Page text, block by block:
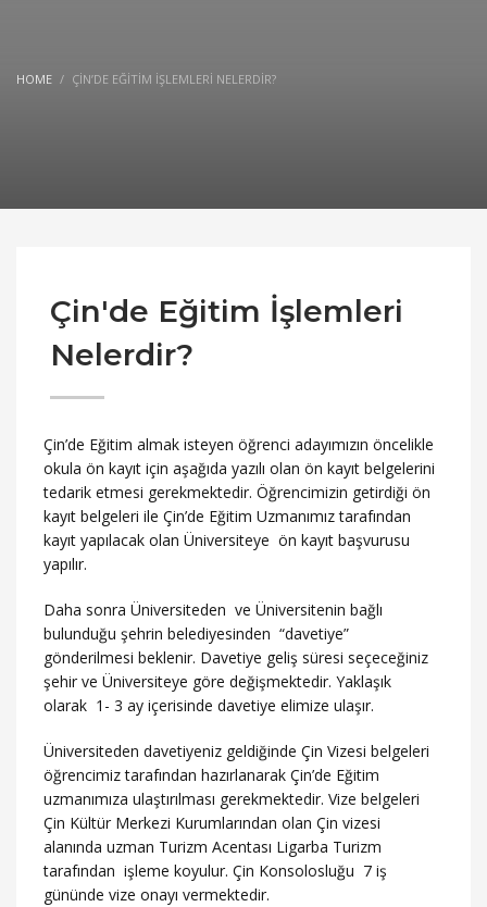
HOME ÇIN’DE EĞITIM İŞLEMLERI NELERDIR?
Çin'de Eğitim İşlemleri
Nelerdir?
Çin’de Eğitim almak isteyen öğrenci adayımızın öncelikle
okula ön kayıt için aşağıda yazılı olan ön kayıt belgelerini
tedarik etmesi gerekmektedir. Öğrencimizin getirdiği ön
kayıt belgeleri ile Çin’de Eğitim Uzmanımız tarafından
kayıt yapılacak olan Üniversiteye ön kayıt başvurusu
yapılır.
Daha sonra Üniversiteden ve Üniversitenin bağlı
bulunduğu şehrin belediyesinden “davetiye”
gönderilmesi beklenir. Davetiye geliş süresi seçeceğiniz
şehir ve Üniversiteye göre değişmektedir. Yaklaşık
olarak 1- 3 ay içerisinde davetiye elimize ulaşır.
Üniversiteden davetiyeniz geldiğinde Çin Vizesi belgeleri
öğrencimiz tarafından hazırlanarak Çin’de Eğitim
uzmanımıza ulaştırılması gerekmektedir. Vize belgeleri
Çin Kültür Merkezi Kurumlarından olan Çin vizesi
alanında uzman Turizm Acentası Ligarba Turizm
tarafından işleme koyulur. Çin Konsolosluğu 7 iş
gününde vize onayı vermektedir.